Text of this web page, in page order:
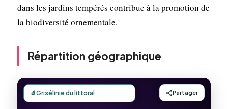
dans les jardins tempérés contribue à la promotion de
la biodiversité ornementale.
Répartition géographique